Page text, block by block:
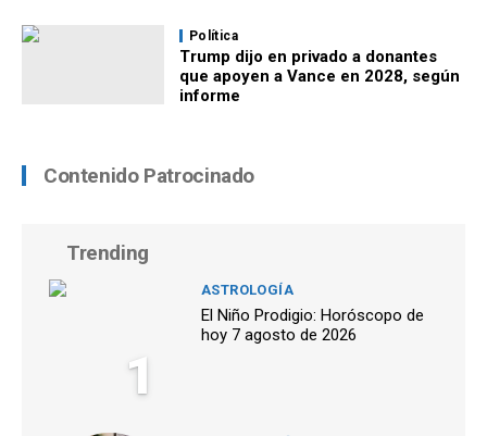
Política
Trump dijo en privado a donantes
que apoyen a Vance en 2028, según
informe
Contenido Patrocinado
Trending
1
ASTROLOGÍA
El Niño Prodigio: Horóscopo de
hoy 7 agosto de 2026